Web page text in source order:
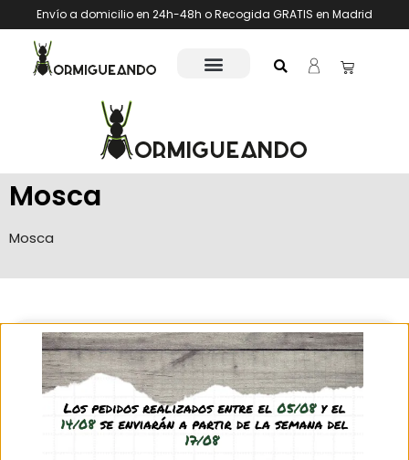
Envío a domicilio en 24h-48h o Recogida GRATIS en Madrid
Mosca
Mosca
Bloques de construcción (insectos)